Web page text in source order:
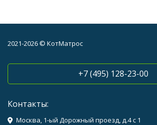
2021-2026 © КотМатрос
+7 (495) 128-23-00
Контакты:
Москва, 1-ый Дорожный проезд, д.4 с 1